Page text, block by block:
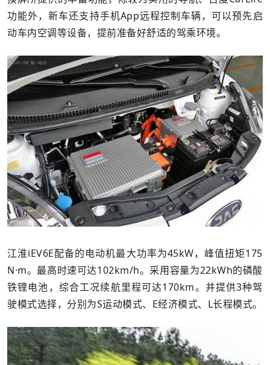
功能外，新车还支持手机App远程控制车辆，可以预先启
动车内空调等设备，提前准备好舒适的驾乘环境。
江淮iEV6E配备的电动机最大功率为45kW，峰值扭矩175
N·m。最高时速可达102km/h。采用容量为22kWh的磷酸
铁锂电池，综合工况续航里程可达170km。并提供3种驾
驶模式选择，分别为S运动模式、E经济模式、L长程模式。